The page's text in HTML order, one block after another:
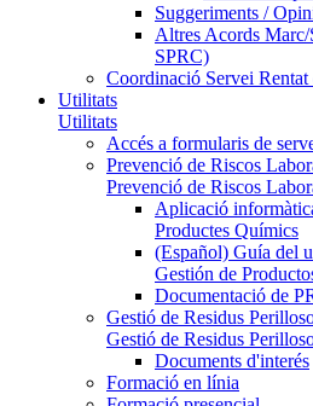
Suggeriments /
Altres Acords
SPRC)
Coordinació Servei Rentat
Utilitats
Utilitats
Accés a formularis de
Prevenció de Riscos
Prevenció de Riscos
Aplicació
Productes Químics
(Español) Guía del
Gestión de
Documentació de
Gestió de Residus
Gestió de Residus
Documents d'interés
Formació en línia